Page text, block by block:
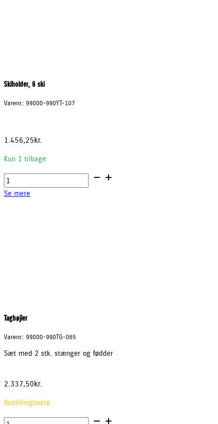
Skiholder, 6 ski
Varenr.: 99000-990YT-107
1.456,25kr.
Kun 1 tilbage
Skiholder,
6
ski
Se mere
Tagbøjler
Varenr.: 99000-990TG-065
Sæt med 2 stk. stænger og fødder
2.337,50kr.
Bestillingsvare
Tagbøjler